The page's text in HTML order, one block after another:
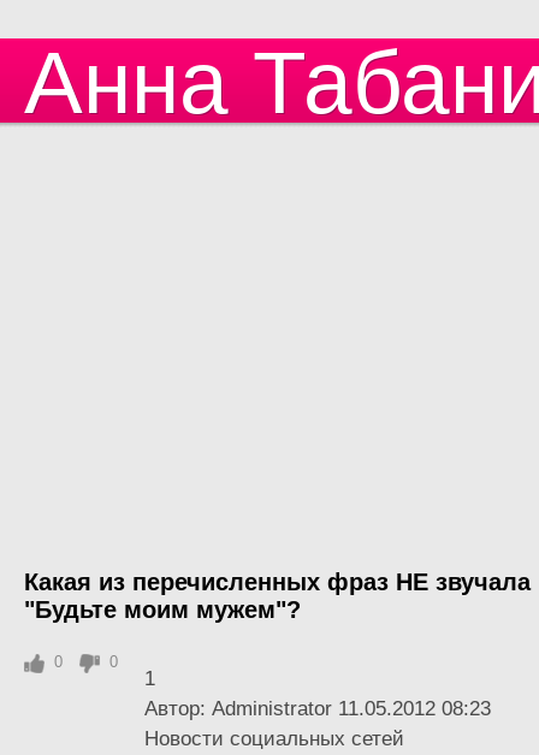
Анна
Какая из перечисленных фраз НЕ
"Будьте моим мужем"?
1
Автор: Administrator 11.05.2012 08:23
Новости социальных сетей
0 0